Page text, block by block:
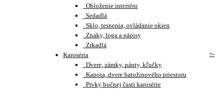
Obloženie interiéru
Sedadlá
Sklo, tesnenia, ovládanie okien
Znaky, loga a nápisy
Zrkadlá
Karoséria
+-
Dvere, zámky, pánty, kľučky
Kapota, dvere batožinového priestoru
Prvky bočnej časti karosérie